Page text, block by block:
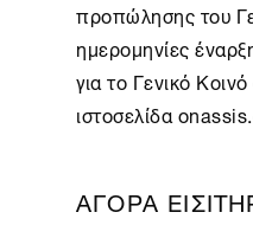
προπώλησης του
ημερομηνίες
για το Γενικό
ιστοσελίδα
ΑΓΟΡΑ